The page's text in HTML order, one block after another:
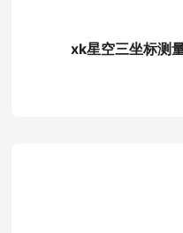
xk星空三坐标测